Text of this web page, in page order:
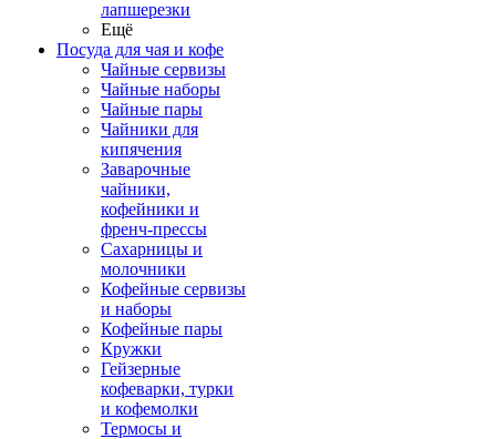
лапшерезки
Ещё
Посуда для чая и кофе
Чайные сервизы
Чайные наборы
Чайные пары
Чайники для
кипячения
Заварочные
чайники,
кофейники и
френч-прессы
Сахарницы и
молочники
Кофейные сервизы
и наборы
Кофейные пары
Кружки
Гейзерные
кофеварки, турки
и кофемолки
Термосы и